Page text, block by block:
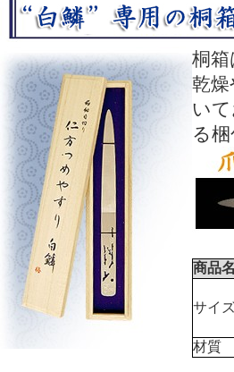
桐
乾
い
る
商品名
サイ
材質